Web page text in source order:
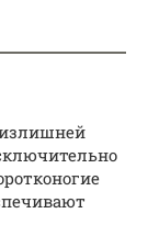
излишней